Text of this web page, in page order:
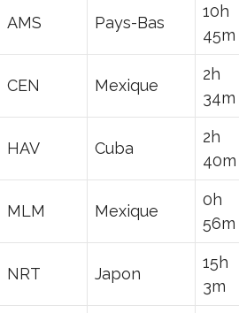
AMS Pays-Bas
10h
45m
CEN Mexique
2h
34m
HAV Cuba
2h
40m
MLM Mexique
0h
56m
NRT Japon
15h
3m